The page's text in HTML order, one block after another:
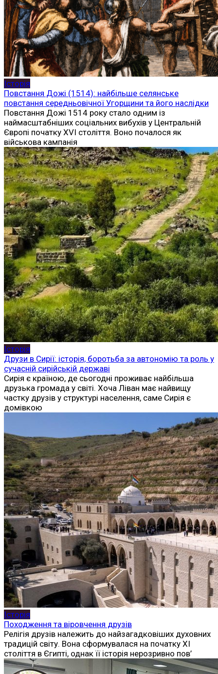
Історія
Повстання Дожі (1514): найбільше селянське
повстання середньовічної Угорщини та його наслідки
Повстання Дожі 1514 року стало одним із
наймасштабніших соціальних вибухів у Центральній
Європі початку XVI століття. Воно почалося як
військова кампанія
Історія
Друзи в Сирії: історія, боротьба за автономію та роль у
сучасній сирійській державі
Сирія є країною, де сьогодні проживає найбільша
друзька громада у світі. Хоча Ліван має найвищу
частку друзів у структурі населення, саме Сирія є
домівкою
Історія
Походження та віровчення друзів
Релігія друзів належить до найзагадковіших духовних
традицій світу. Вона сформувалася на початку XI
століття в Єгипті, однак її історія нерозривно пов’